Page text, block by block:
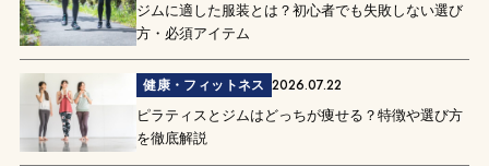
ジムに適した服装とは？初心者でも失敗しない選び
方・必須アイテム
健康・フィットネス 2026.07.22
ピラティスとジムはどっちが痩せる？特徴や選び方
を徹底解説